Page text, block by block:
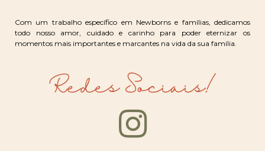
Com um trabalho específico em Newborns e famílias, dedicamos
todo nosso amor, cuidado e carinho para poder eternizar os
momentos mais importantes e marcantes na vida da sua família.
Redes Sociais!